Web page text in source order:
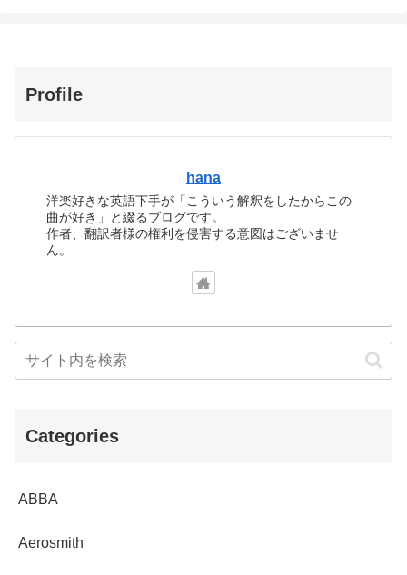
Profile
hana
洋楽好きな英語下手が「こういう解釈をしたからこの
曲が好き」と綴るブログです。
作者、翻訳者様の権利を侵害する意図はございませ
ん。
Categories
ABBA
Aerosmith